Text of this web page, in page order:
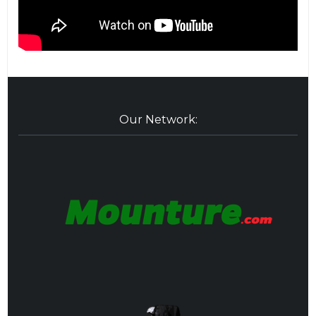
Our Network: